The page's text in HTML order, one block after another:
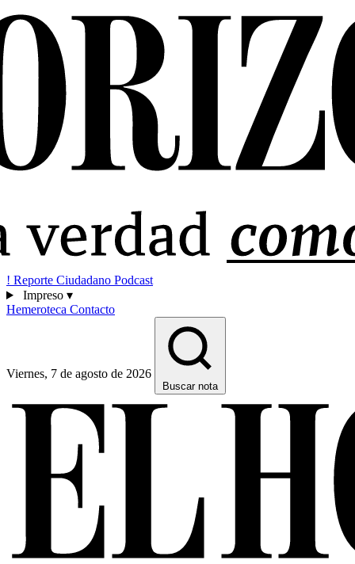
! Reporte Ciudadano Podcast
Impreso ▾
Hemeroteca Contacto
Viernes, 7 de agosto de 2026
Buscar nota